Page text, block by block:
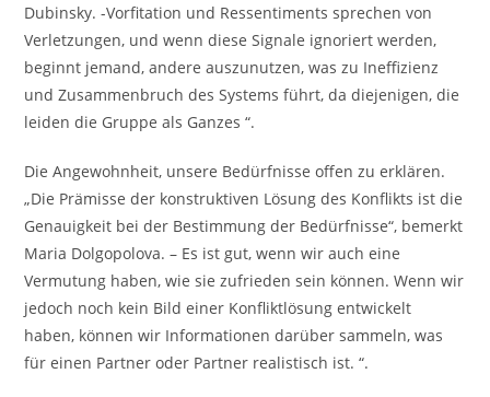
Dubinsky. -Vorfitation und Ressentiments sprechen von
Verletzungen, und wenn diese Signale ignoriert werden,
beginnt jemand, andere auszunutzen, was zu Ineffizienz
und Zusammenbruch des Systems führt, da diejenigen, die
leiden die Gruppe als Ganzes “.
Die Angewohnheit, unsere Bedürfnisse offen zu erklären.
„Die Prämisse der konstruktiven Lösung des Konflikts ist die
Genauigkeit bei der Bestimmung der Bedürfnisse“, bemerkt
Maria Dolgopolova. – Es ist gut, wenn wir auch eine
Vermutung haben, wie sie zufrieden sein können. Wenn wir
jedoch noch kein Bild einer Konfliktlösung entwickelt
haben, können wir Informationen darüber sammeln, was
für einen Partner oder Partner realistisch ist. “.